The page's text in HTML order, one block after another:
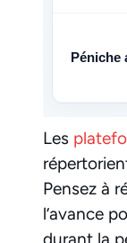
Péniche
Les
Pensez à
l’avance